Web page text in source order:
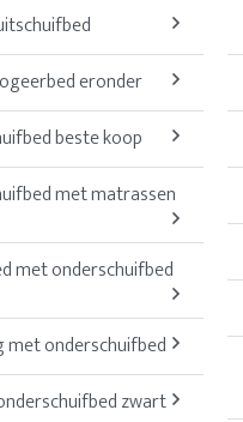
eronder
beste koop
met matrassen
met onderschuifbed
met onderschuifbed
zwart